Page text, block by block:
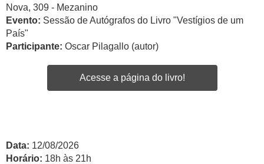
Nova, 309 - Mezanino
Evento: Sessão de Autógrafos do Livro "Vestígios de um
País"
Participante: Oscar Pilagallo (autor)
Acesse a página do livro!
Data: 12/08/2026
Horário: 18h às 21h